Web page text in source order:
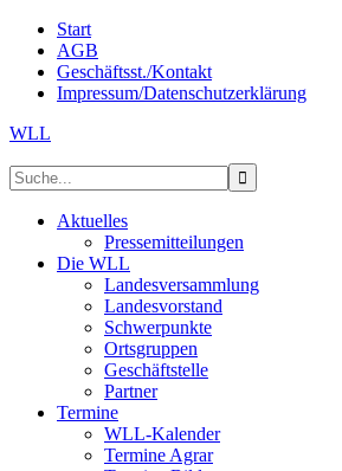
Start
AGB
Geschäftsst./Kontakt
Impressum/Datenschutzerklärung
WLL
Aktuelles
Pressemitteilungen
Die WLL
Landesversammlung
Landesvorstand
Schwerpunkte
Ortsgruppen
Geschäftstelle
Partner
Termine
WLL-Kalender
Termine Agrar